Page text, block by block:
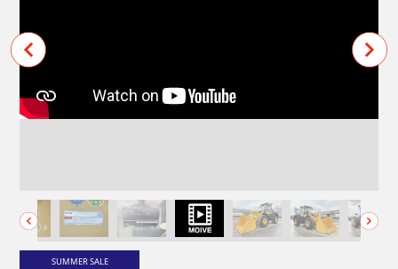
SUMMER SALE